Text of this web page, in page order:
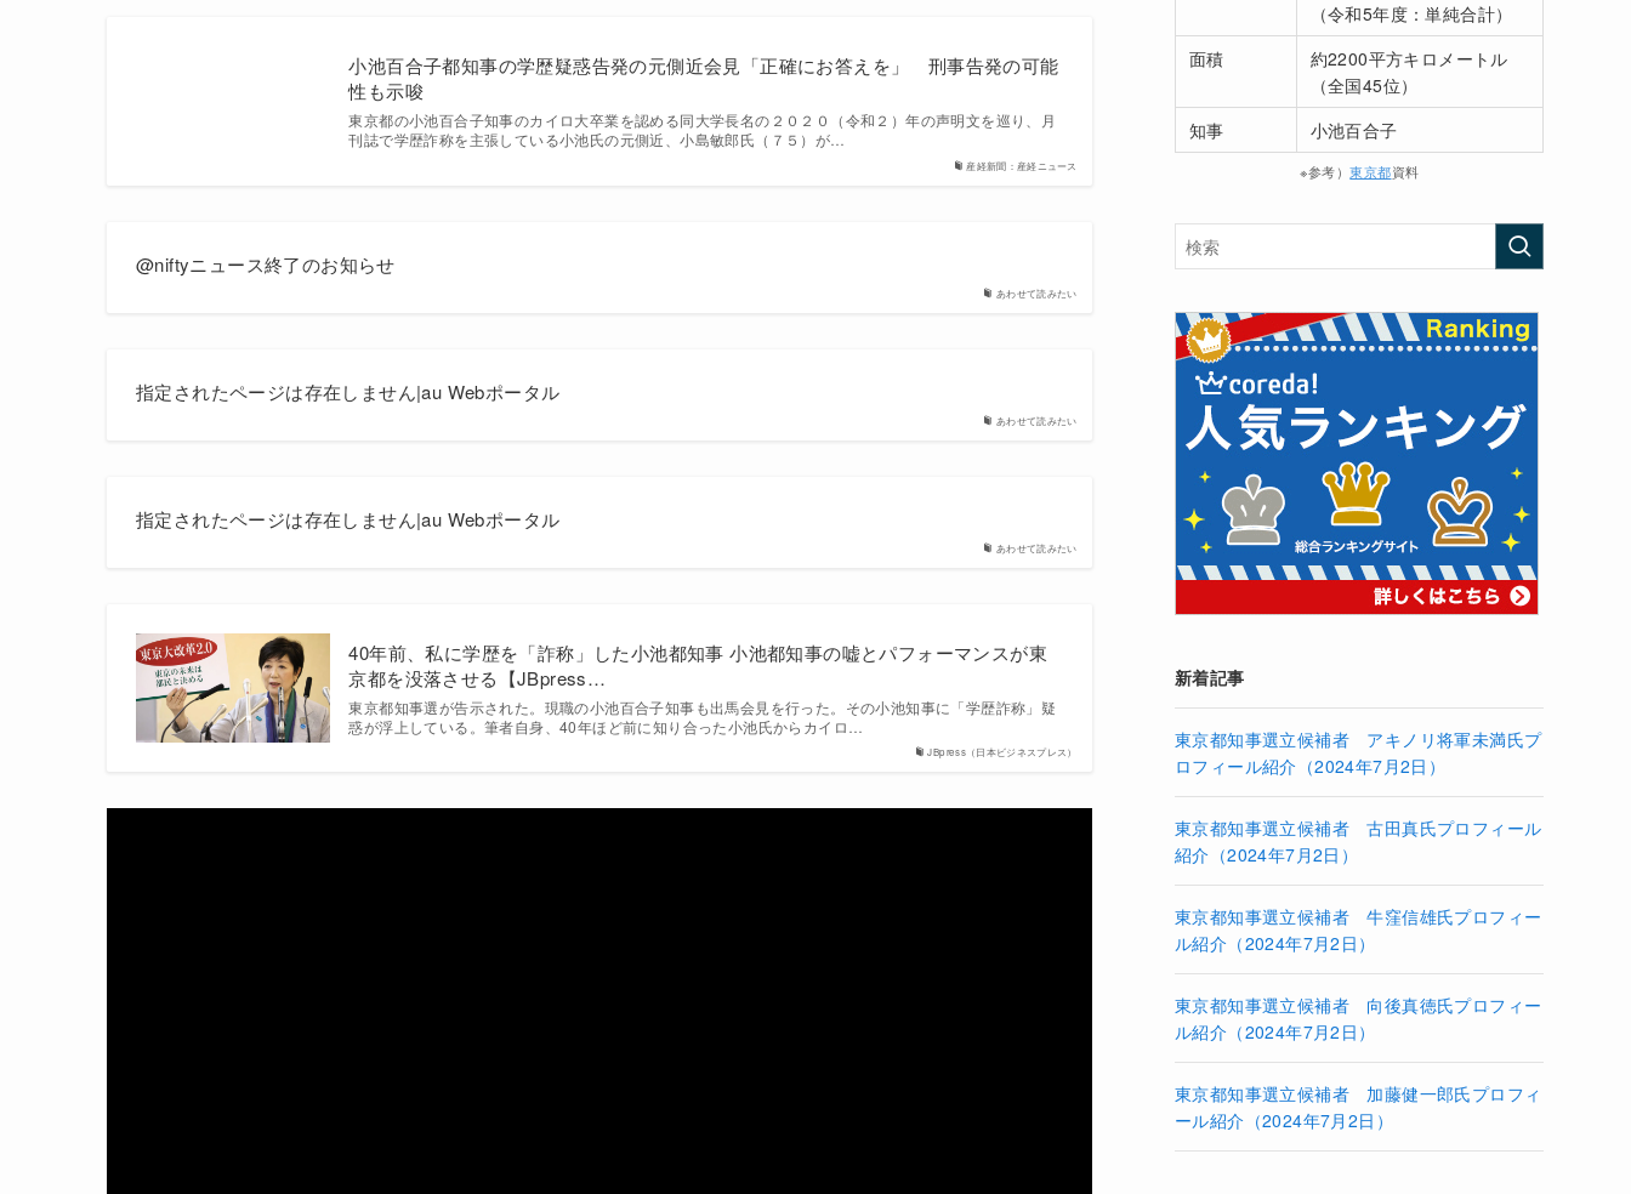
産経新聞：産経ニュース
小池百合子都知事の学歴疑惑告発の元側近会見「正確にお答えを」 刑事告発の可能
性も示唆
東京都の小池百合子知事のカイロ大卒業を認める同大学長名の２０２０（令和２）年の声明文を巡り、月
刊誌で学歴詐称を主張している小池氏の元側近、小島敏郎氏（７５）が…
あわせて読みたい
@niftyニュース終了のお知らせ
あわせて読みたい
指定されたページは存在しません|au Webポータル
あわせて読みたい
指定されたページは存在しません|au Webポータル
JBpress（日本ビジネスプレス）
40年前、私に学歴を「詐称」した小池都知事 小池都知事の嘘とパフォーマンスが東
京都を没落させる【JBpress…
東京都知事選が告示された。現職の小池百合子知事も出馬会見を行った。その小池知事に「学歴詐称」疑
惑が浮上している。筆者自身、40年ほど前に知り合った小池氏からカイロ…
（令和5年度：単純合計）
面積
約2200平方キロメートル
（全国45位）
知事
小池百合子
※参考）東京都資料
新着記事
東京都知事選立候補者 アキノリ将軍未満氏プ
ロフィール紹介（2024年7月2日）
東京都知事選立候補者 古田真氏プロフィール
紹介（2024年7月2日）
東京都知事選立候補者 牛窪信雄氏プロフィー
ル紹介（2024年7月2日）
東京都知事選立候補者 向後真徳氏プロフィー
ル紹介（2024年7月2日）
東京都知事選立候補者 加藤健一郎氏プロフィ
ール紹介（2024年7月2日）